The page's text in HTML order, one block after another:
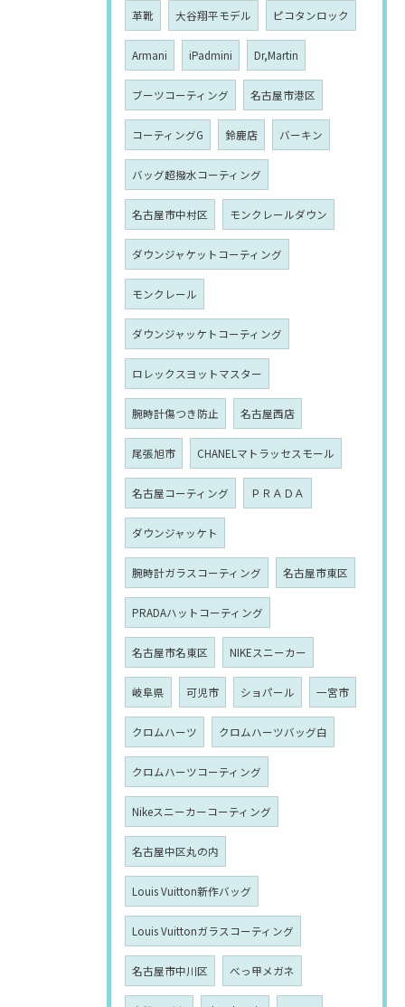
革靴 大谷翔平モデル ピコタンロック
Armani iPadmini Dr,Martin
ブーツコーティング 名古屋市港区
コーティングG 鈴鹿店 バーキン
バッグ超撥水コーティング
名古屋市中村区 モンクレールダウン
ダウンジャケットコーティング
モンクレール
ダウンジャッケトコーティング
ロレックスヨットマスター
腕時計傷つき防止 名古屋西店
尾張旭市 CHANELマトラッセスモール
名古屋コーティング ＰＲＡＤＡ
ダウンジャッケト
腕時計ガラスコーティング 名古屋市東区
PRADAハットコーティング
名古屋市名東区 NIKEスニーカー
岐阜県 可児市 ショパール 一宮市
クロムハーツ クロムハーツバッグ白
クロムハーツコーティング
Nikeスニーカーコーティング
名古屋中区丸の内
Louis Vuitton新作バッグ
Louis Vuittonガラスコーティング
名古屋市中川区 べっ甲メガネ